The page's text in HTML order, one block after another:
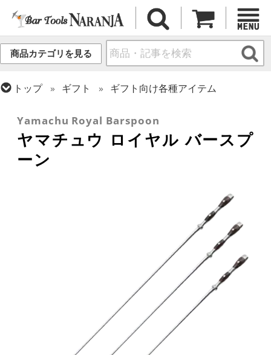
商品カテゴリを見る
トップ ギフト
ギフト向け各種アイテム
Yamachu Royal Barspoon
ヤマチュウ ロイヤル バースプ
ーン